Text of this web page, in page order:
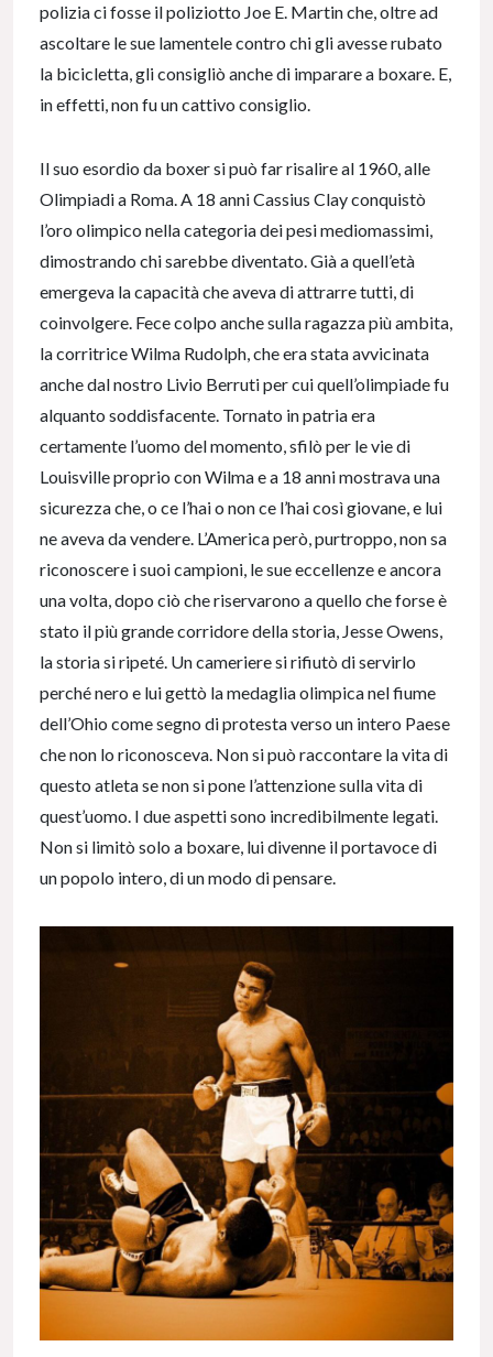
polizia ci fosse il poliziotto Joe E. Martin che, oltre ad
ascoltare le sue lamentele contro chi gli avesse rubato
la bicicletta, gli consigliò anche di imparare a boxare. E,
in effetti, non fu un cattivo consiglio.
Il suo esordio da boxer si può far risalire al 1960, alle
Olimpiadi a Roma. A 18 anni Cassius Clay conquistò
l’oro olimpico nella categoria dei pesi mediomassimi,
dimostrando chi sarebbe diventato. Già a quell’età
emergeva la capacità che aveva di attrarre tutti, di
coinvolgere. Fece colpo anche sulla ragazza più ambita,
la corritrice Wilma Rudolph, che era stata avvicinata
anche dal nostro Livio Berruti per cui quell’olimpiade fu
alquanto soddisfacente. Tornato in patria era
certamente l’uomo del momento, sfilò per le vie di
Louisville proprio con Wilma e a 18 anni mostrava una
sicurezza che, o ce l’hai o non ce l’hai così giovane, e lui
ne aveva da vendere. L’America però, purtroppo, non sa
riconoscere i suoi campioni, le sue eccellenze e ancora
una volta, dopo ciò che riservarono a quello che forse è
stato il più grande corridore della storia, Jesse Owens,
la storia si ripeté. Un cameriere si rifiutò di servirlo
perché nero e lui gettò la medaglia olimpica nel fiume
dell’Ohio come segno di protesta verso un intero Paese
che non lo riconosceva. Non si può raccontare la vita di
questo atleta se non si pone l’attenzione sulla vita di
quest’uomo. I due aspetti sono incredibilmente legati.
Non si limitò solo a boxare, lui divenne il portavoce di
un popolo intero, di un modo di pensare.